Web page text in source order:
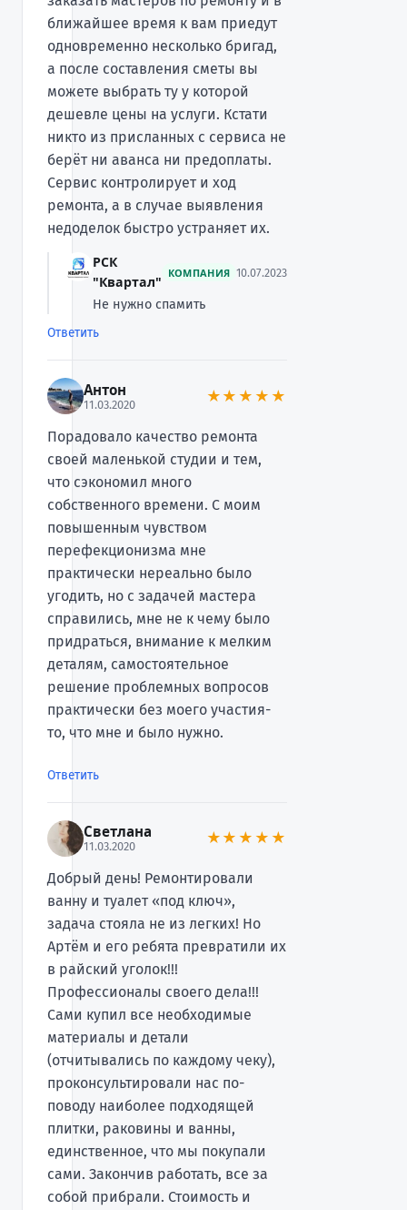
ближайшее время к вам приедут
одновременно несколько бригад,
а после составления сметы вы
можете выбрать ту у которой
дешевле цены на услуги. Кстати
никто из присланных с сервиса не
берёт ни аванса ни предоплаты.
Сервис контролирует и ход
ремонта, а в случае выявления
недоделок быстро устраняет их.
РСК
"Квартал"
КОМПАНИЯ 10.07.2023
Не нужно спамить
Ответить
Антон
11.03.2020 ★★★★★
Порадовало качество ремонта
своей маленькой студии и тем,
что сэкономил много
собственного времени. С моим
повышенным чувством
перефекционизма мне
практически нереально было
угодить, но с задачей мастера
справились, мне не к чему было
придраться, внимание к мелким
деталям, самостоятельное
решение проблемных вопросов
практически без моего участия-
то, что мне и было нужно.
Ответить
Светлана
11.03.2020 ★★★★★
Добрый день! Ремонтировали
ванну и туалет «под ключ»,
задача стояла не из легких! Но
Артём и его ребята превратили их
в райский уголок!!!
Профессионалы своего дела!!!
Сами купил все необходимые
материалы и детали
(отчитывались по каждому чеку),
проконсультировали нас по-
поводу наиболее подходящей
плитки, раковины и ванны,
единственное, что мы покупали
сами. Закончив работать, все за
собой прибрали. Стоимость и